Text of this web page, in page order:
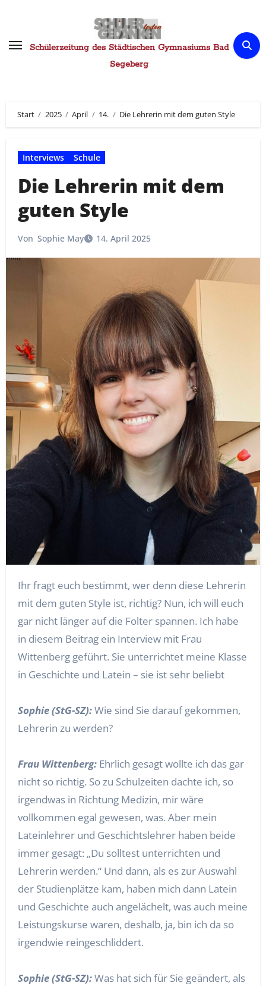
springenSchülerzeitung des Städtischen Gymnasiums Bad
Segeberg
Start 2025 April 14. Die Lehrerin mit dem guten Style
Interviews Schule
Die Lehrerin mit dem
guten Style
Von Sophie May 14. April 2025
Ihr fragt euch bestimmt, wer denn diese Lehrerin
mit dem guten Style ist, richtig? Nun, ich will euch
gar nicht länger auf die Folter spannen. Ich habe
in diesem Beitrag ein Interview mit Frau
Wittenberg geführt. Sie unterrichtet meine Klasse
in Geschichte und Latein – sie ist sehr beliebt
Sophie (StG-SZ):Wie sind Sie darauf gekommen,
Lehrerin zu werden?
Frau Wittenberg:Ehrlich gesagt wollte ich das gar
nicht so richtig. So zu Schulzeiten dachte ich, so
irgendwas in Richtung Medizin, mir wäre
vollkommen egal gewesen, was. Aber mein
Lateinlehrer und Geschichtslehrer haben beide
immer gesagt: „Du solltest unterrichten und
Lehrerin werden.“ Und dann, als es zur Auswahl
der Studienplätze kam, haben mich dann Latein
und Geschichte auch angelächelt, was auch meine
Leistungskurse waren, deshalb, ja, bin ich da so
irgendwie reingeschliddert.
Sophie (StG-SZ):Was hat sich für Sie geändert, als